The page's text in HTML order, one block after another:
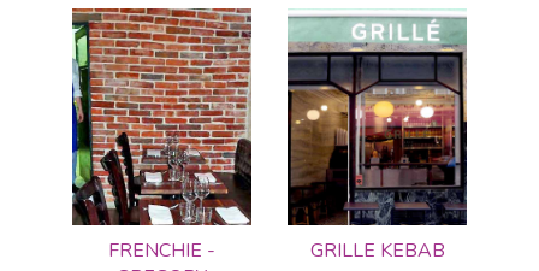
FRENCHIE -
GRILLE KEBAB